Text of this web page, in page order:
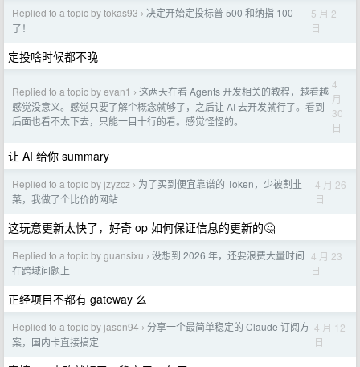
Replied to a topic by tokas93 › 决定开始定投标普 500 和纳指 100
了！
5 月 2
日
定投啥时候都不晚
Replied to a topic by evan1 › 这两天在看 Agents 开发相关的教程，越看越
感觉没意义。感觉只要了解个概念就够了，之后让 AI 去开发就行了。看到
后面也看不太下去，只能一目十行的看。感觉怪怪的。
4
月
30
日
让 AI 给你 summary
Replied to a topic by jzyzcz › 为了买到便宜靠谱的 Token，少被割韭
菜，我做了个比价的网站
4 月 26
日
这玩意更新太快了，好奇 op 如何保证信息的更新的🤔
Replied to a topic by guansixu › 没想到 2026 年，还要浪费大量时间
在跨域问题上
4 月 23
日
正经项目不都有 gateway 么
Replied to a topic by jason94 › 分享一个最简单稳定的 Claude 订阅方
案，国内卡直接搞定
4 月 12
日